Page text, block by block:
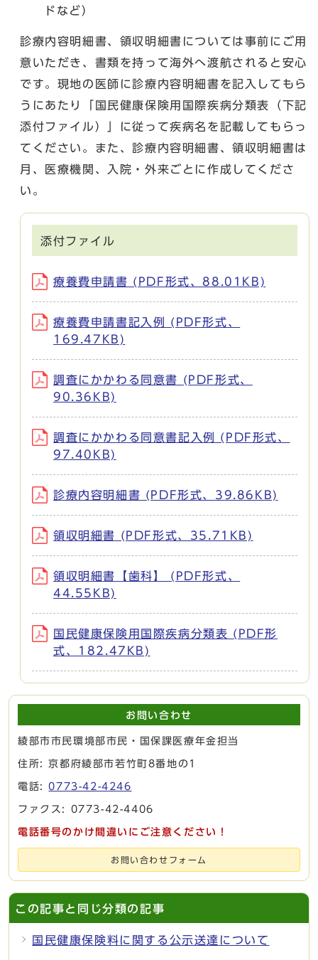
ドなど）
診療内容明細書、領収明細書については事前にご用
意いただき、書類を持って海外へ渡航されると安心
です。現地の医師に診療内容明細書を記入してもら
うにあたり「国民健康保険用国際疾病分類表（下記
添付ファイル）」に従って疾病名を記載してもらっ
てください。また、診療内容明細書、領収明細書は
月、医療機関、入院・外来ごとに作成してくださ
い。
添付ファイル
療養費申請書 (PDF形式、88.01KB)
療養費申請書記入例 (PDF形式、
169.47KB)
調査にかかわる同意書 (PDF形式、
90.36KB)
調査にかかわる同意書記入例 (PDF形式、
97.40KB)
診療内容明細書 (PDF形式、39.86KB)
領収明細書 (PDF形式、35.71KB)
領収明細書【歯科】 (PDF形式、
44.55KB)
国民健康保険用国際疾病分類表 (PDF形
式、182.47KB)
お問い合わせ
綾部市市民環境部市民・国保課医療年金担当
住所: 京都府綾部市若竹町8番地の1
電話:0773-42-4246
ファクス: 0773-42-4406
電話番号のかけ間違いにご注意ください！
お問い合わせフォーム
この記事と同じ分類の記事
国民健康保険料に関する公示送達について